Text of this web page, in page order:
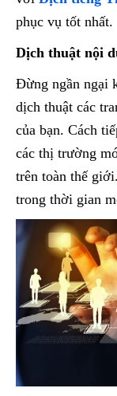
phục vụ tốt nhất.
Dịch thuật nội
Đừng ngần ngại
dịch thuật các
của bạn. Cách
các thị trường
trên toàn thế giới.
trong thời gian